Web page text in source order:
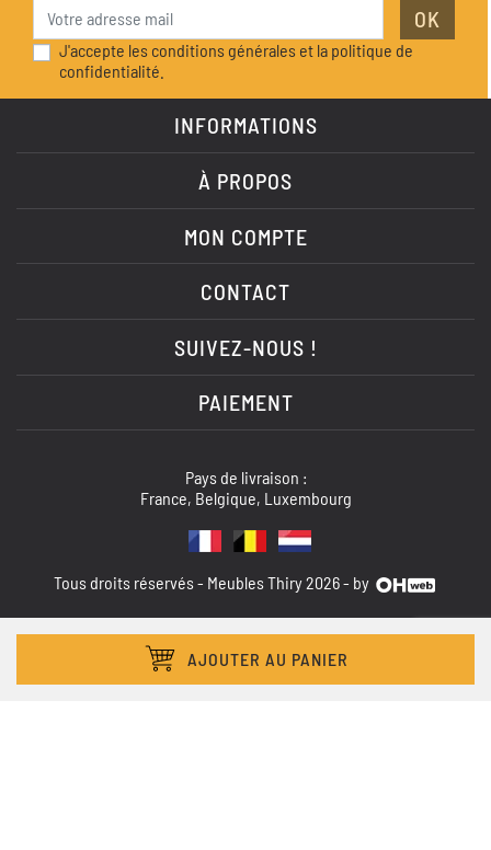
AJOUTER AU PANIER
OK
J'accepte les conditions générales et la politique de
confidentialité.
INFORMATIONS
À PROPOS
MON COMPTE
CONTACT
SUIVEZ-NOUS !
PAIEMENT
Pays de livraison :
France, Belgique, Luxembourg
Tous droits réservés - Meubles Thiry 2026 - by